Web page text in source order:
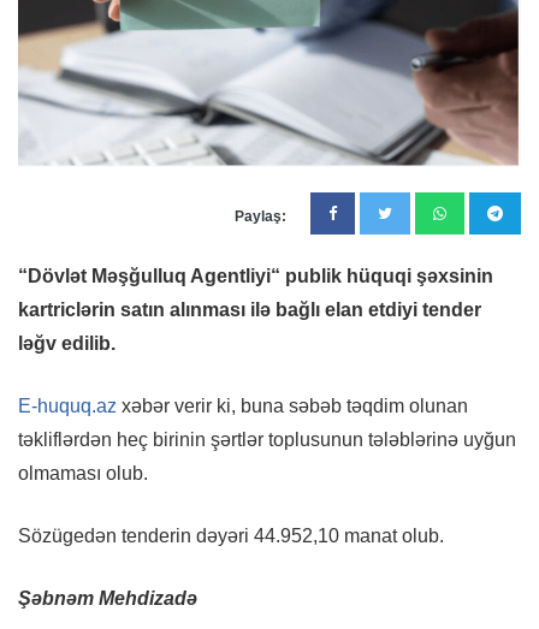
Paylaş:
“Dövlət Məşğulluq Agentliyi“ publik hüquqi şəxsinin
kartriclərin satın alınması ilə bağlı elan etdiyi tender
ləğv edilib.
E-huquq.az xəbər verir ki, buna səbəb təqdim olunan
təkliflərdən heç birinin şərtlər toplusunun tələblərinə uyğun
olmaması olub.
Sözügedən tenderin dəyəri 44.952,10 manat olub.
Şəbnəm Mehdizadə